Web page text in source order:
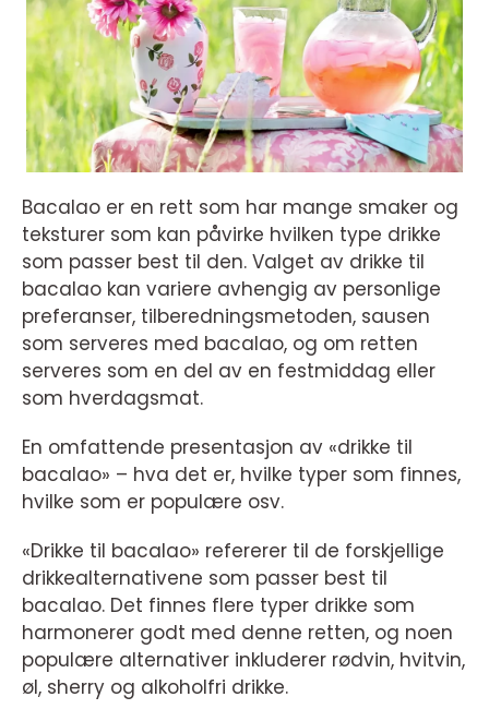
Bacalao er en rett som har mange smaker og
teksturer som kan påvirke hvilken type drikke
som passer best til den. Valget av drikke til
bacalao kan variere avhengig av personlige
preferanser, tilberedningsmetoden, sausen
som serveres med bacalao, og om retten
serveres som en del av en festmiddag eller
som hverdagsmat.
En omfattende presentasjon av «drikke til
bacalao» – hva det er, hvilke typer som finnes,
hvilke som er populære osv.
«Drikke til bacalao» refererer til de forskjellige
drikkealternativene som passer best til
bacalao. Det finnes flere typer drikke som
harmonerer godt med denne retten, og noen
populære alternativer inkluderer rødvin, hvitvin,
øl, sherry og alkoholfri drikke.